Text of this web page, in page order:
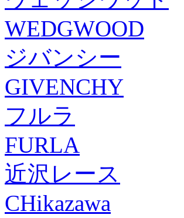
WEDGWOOD
ジバンシー
GIVENCHY
フルラ
FURLA
近沢レース
CHikazawa